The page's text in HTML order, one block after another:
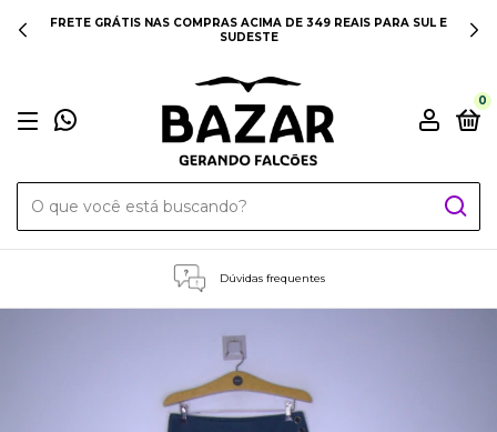
FRETE GRÁTIS NAS COMPRAS ACIMA DE 349 REAIS PARA SUL E
SUDESTE
0
Dúvidas frequentes